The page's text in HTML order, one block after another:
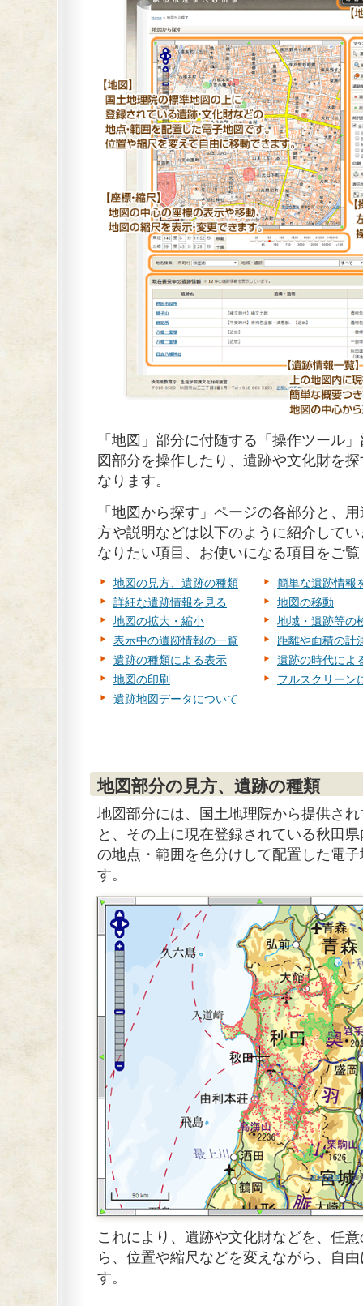
「地図」部分に付随する「操作ツール
図部分を操作したり、遺跡や文化財を
なります。
「地図から探す」ページの各部分と、
方や説明などは以下のように紹介して
なりたい項目、お使いになる項目をご
地図の見方、遺跡の種類
簡単な遺跡情報
詳細な遺跡情報を見る
地図の移動
地図の拡大・縮小
地域・遺跡等の
表示中の遺跡情報の一覧
距離や面積の計
遺跡の種類による表示
遺跡の時代によ
地図の印刷
フルスクリーン
遺跡地図データについて
地図部分の見方、遺跡の種類
地図部分には、国土地理院から提供さ
と、その上に現在登録されている秋田
の地点・範囲を色分けして配置した電
す。
これにより、遺跡や文化財などを、任
ら、位置や縮尺などを変えながら、自
す。